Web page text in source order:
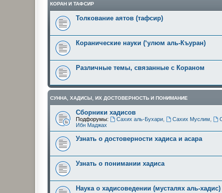
КОРАН И ТАФСИР
Толкование аятов (тафсир)
Коранические науки (‘улюм аль-Къуран)
Различные темы, связанные с Кораном
СУННА, ХАДИСЫ, ИХ ДОСТОВЕРНОСТЬ И ПОНИМАНИЕ
Сборники хадисов
Подфорумы: Сахих аль-Бухари, Сахих Муслим
Ибн Маджах
Узнать о достоверности хадиса и асара
Узнать о понимании хадиса
Наука о хадисоведении (мусталях аль-хадис)